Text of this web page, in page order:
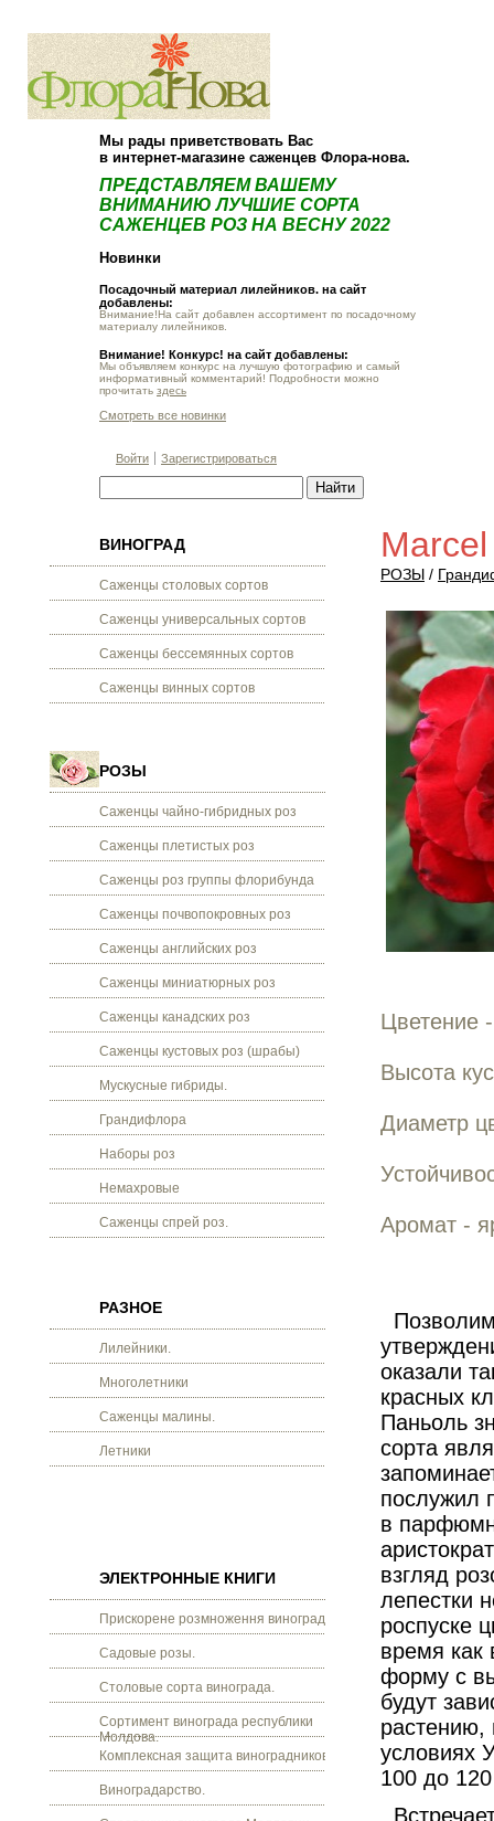
Мы рады приветствовать Вас
в интернет-магазине саженцев Флора-нова.
ПРЕДСТАВЛЯЕМ ВАШЕМУ
ВНИМАНИЮ ЛУЧШИЕ СОРТА
САЖЕНЦЕВ РОЗ НА ВЕСНУ 2022
Новинки
Посадочный материал лилейников. на сайт
добавлены:
Внимание!На сайт добавлен ассортимент по посадочному
материалу лилейников.
Внимание! Конкурс! на сайт добавлены:
Мы объявляем конкурс на лучшую фотографию и самый
информативный комментарий! Подробности можно
прочитать здесь
Смотреть все новинки
Войти Зарегистрироваться
ВИНОГРАД
Саженцы столовых сортов
Саженцы универсальных сортов
Саженцы бессемянных сортов
Саженцы винных сортов
РОЗЫ
Саженцы чайно-гибридных роз
Саженцы плетистых роз
Саженцы роз группы флорибунда
Саженцы почвопокровных роз
Саженцы английских роз
Саженцы миниатюрных роз
Саженцы канадских роз
Саженцы кустовых роз (шрабы)
Мускусные гибриды.
Грандифлора
Наборы роз
Немахровые
Саженцы спрей роз.
РАЗНОЕ
Лилейники.
Многолетники
Саженцы малины.
Летники
ЭЛЕКТРОННЫЕ КНИГИ
Прискорене розмноження винограду.
Садовые розы.
Столовые сорта винограда.
Сортимент винограда республики
Молдова.
Комплексная защита виноградников.
Виноградарство.
РОЗЫ /
Цветение
Высота
Диаметр
Аромат -
Позволим
оказали
красных
Паньоль
сорта
послужил
в
взгляд
лепестки
роспуске
время как
форму с
будут
растению,
условиях
100 до